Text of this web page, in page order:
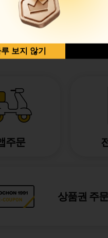
반반순살[레드+허니]
주문
상품권 주문
보지 않기